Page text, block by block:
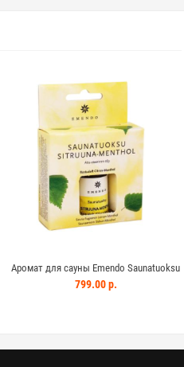
Аромат для сауны Emendo Saunatuoksu
Sitruuna-menthol 10 мл Лимон-ментол
799.00 р.